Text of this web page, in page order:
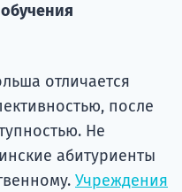
отличается
после
Не
абитуриенты
Учреждения